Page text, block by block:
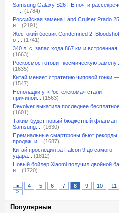
Samsung Galaxy S26 FE почти
—...
(1784)
Российская замена Land Cruiser Prado
и...
(2191)
Жестокий боевик Condemned 2: Bloodshot
от...
(1741)
340 л. с, запас хода 867 км и встроенная...
(1663)
Роскосмос готовит космическую замену...
(1635)
Китай меняет стратегию чиповой гонки
(1547)
Неполадки у «Ростелекома» стали
причиной...
(1563)
Devolver выкатила последнее
(1601)
Таким будет новый бюджетный флагман
Samsung:...
(1630)
Премиальные смартфоны бьют рекорды
продаж, и...
(1687)
Китай проследил за Falcon 9 до самого
удара...
(1812)
Новый бойлер Xiaomi получил двойной
и...
(1720)
< 4 5 6 7 8 9 10
11
>
Популярные